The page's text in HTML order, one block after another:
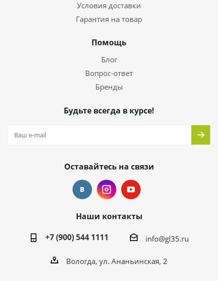
Условия доставки
Гарантия на товар
Помощь
Блог
Вопрос-ответ
Бренды
Будьте всегда в курсе!
Оставайтесь на связи
Наши контакты
+7 (900) 544 1111
info@gl35.ru
Вологда, ул. Ананьинская, 2